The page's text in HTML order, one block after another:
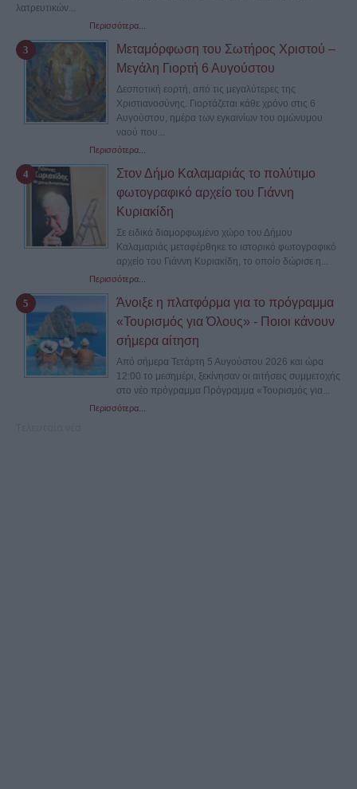
λατρευτικών...
Περισσότερα...
Μεταμόρφωση του Σωτήρος Χριστού –
Μεγάλη Γιορτή 6 Αυγούστου
Δεσποτική εορτή, από τις μεγαλύτερες της
Χριστιανοσύνης. Γιορτάζεται κάθε χρόνο στις 6
Αυγούστου, ημέρα των εγκαινίων του ομώνυμου
ναού που...
Περισσότερα...
Στον Δήμο Καλαμαριάς το πολύτιμο
φωτογραφικό αρχείο του Γιάννη
Κυριακίδη
Σε ειδικά διαμορφωμένο χώρο του Δήμου
Καλαμαριάς μεταφέρθηκε το ιστορικό φωτογραφικό
αρχείο του Γιάννη Κυριακίδη, το οποίο δώρισε η...
Περισσότερα...
Άνοιξε η πλατφόρμα για το πρόγραμμα
«Τουρισμός για Όλους» - Ποιοι κάνουν
σήμερα αίτηση
Από σήμερα Τετάρτη 5 Αυγούστου 2026 και ώρα
12:00 το μεσημέρι, ξεκίνησαν οι αιτήσεις συμμετοχής
στο νέο πρόγραμμα Πρόγραμμα «Τουρισμός για...
Περισσότερα...